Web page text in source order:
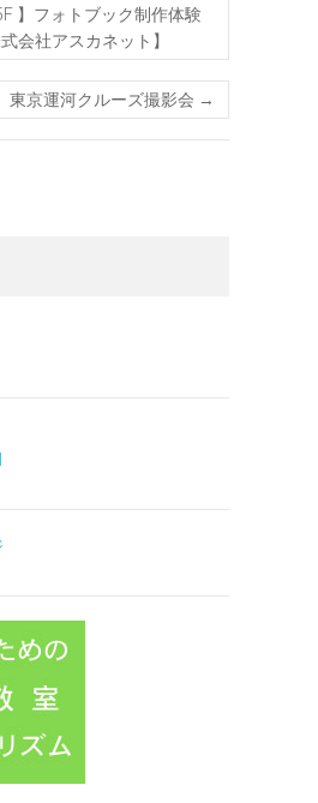
】フォトブック制作体験
会社アスカネット】
東京運河クルーズ撮影会 →